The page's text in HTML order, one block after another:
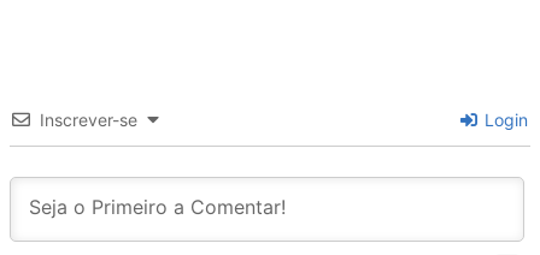
Inscrever-se Login